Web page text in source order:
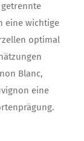
eine wichtige
optimal
Blanc,
eine